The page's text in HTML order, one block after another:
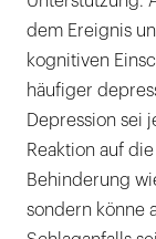
dem Ereignis
kognitiven
häufiger
Depression sei
Reaktion auf
Behinderung
sondern könne